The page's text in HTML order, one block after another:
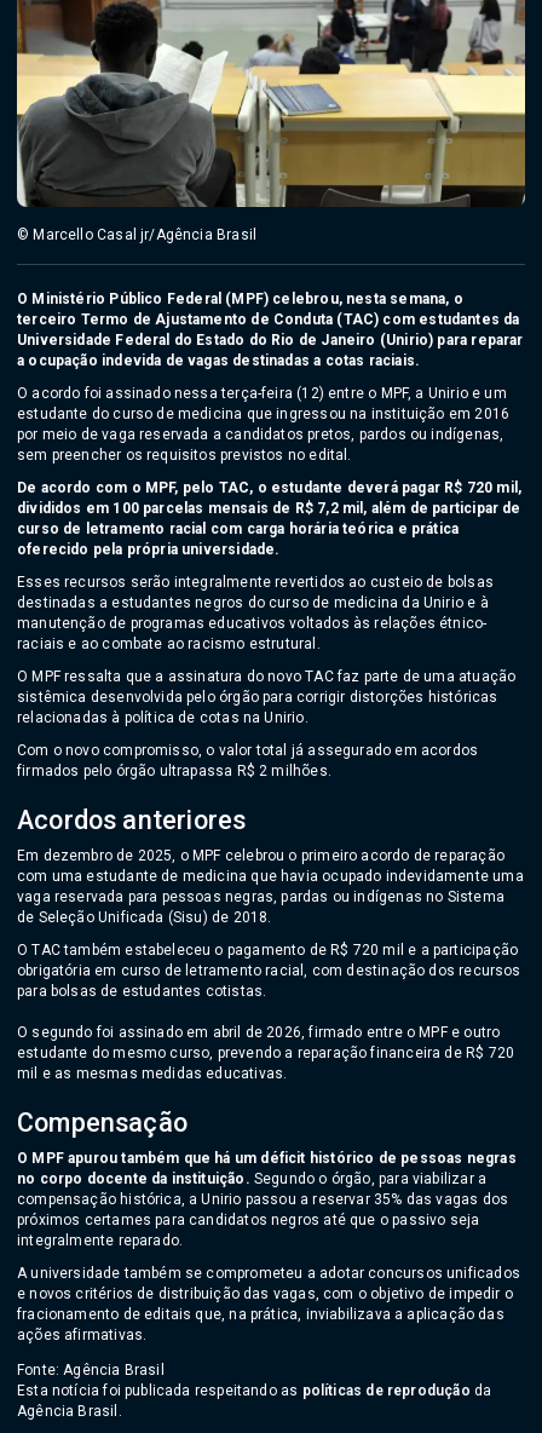
© Marcello Casal jr/Agência Brasil
O Ministério Público Federal (MPF) celebrou, nesta semana, o
terceiro Termo de Ajustamento de Conduta (TAC) com estudantes da
Universidade Federal do Estado do Rio de Janeiro (Unirio) para reparar
a ocupação indevida de vagas destinadas a cotas raciais.
O acordo foi assinado nessa terça-feira (12) entre o MPF, a Unirio e um
estudante do curso de medicina que ingressou na instituição em 2016
por meio de vaga reservada a candidatos pretos, pardos ou indígenas,
sem preencher os requisitos previstos no edital.
De acordo com o MPF, pelo TAC, o estudante deverá pagar R$ 720 mil,
divididos em 100 parcelas mensais de R$ 7,2 mil, além de participar de
curso de letramento racial com carga horária teórica e prática
oferecido pela própria universidade.
Esses recursos serão integralmente revertidos ao custeio de bolsas
destinadas a estudantes negros do curso de medicina da Unirio e à
manutenção de programas educativos voltados às relações étnico-
raciais e ao combate ao racismo estrutural.
O MPF ressalta que a assinatura do novo TAC faz parte de uma atuação
sistêmica desenvolvida pelo órgão para corrigir distorções históricas
relacionadas à política de cotas na Unirio.
Com o novo compromisso, o valor total já assegurado em acordos
firmados pelo órgão ultrapassa R$ 2 milhões.
Acordos anteriores
Em dezembro de 2025, o MPF celebrou o primeiro acordo de reparação
com uma estudante de medicina que havia ocupado indevidamente uma
vaga reservada para pessoas negras, pardas ou indígenas no Sistema
de Seleção Unificada (Sisu) de 2018.
O TAC também estabeleceu o pagamento de R$ 720 mil e a participação
obrigatória em curso de letramento racial, com destinação dos recursos
para bolsas de estudantes cotistas.
O segundo foi assinado em abril de 2026, firmado entre o MPF e outro
estudante do mesmo curso, prevendo a reparação financeira de R$ 720
mil e as mesmas medidas educativas.
Compensação
O MPF apurou também que há um déficit histórico de pessoas negras
no corpo docente da instituição. Segundo o órgão, para viabilizar a
compensação histórica, a Unirio passou a reservar 35% das vagas dos
próximos certames para candidatos negros até que o passivo seja
integralmente reparado.
A universidade também se comprometeu a adotar concursos unificados
e novos critérios de distribuição das vagas, com o objetivo de impedir o
fracionamento de editais que, na prática, inviabilizava a aplicação das
ações afirmativas.
Fonte: Agência Brasil
Esta notícia foi publicada respeitando as políticas de reprodução da
Agência Brasil.